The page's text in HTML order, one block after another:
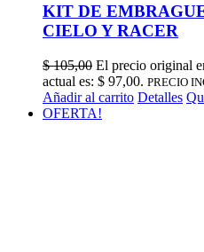
KIT DE
CIELO Y RACER
$105,00 El precio original
actual es: $ 97,00. PRECIO
Añadir al carrito Detalles
OFERTA!